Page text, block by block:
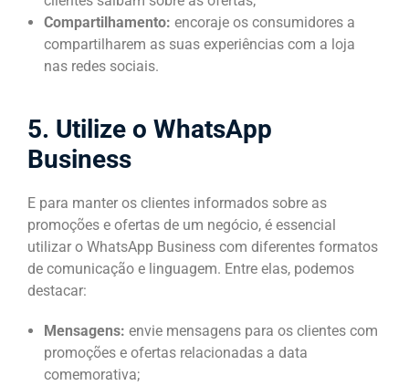
Compartilhamento: encoraje os consumidores a
compartilharem as suas experiências com a loja
nas redes sociais.
5. Utilize o WhatsApp
Business
E para manter os clientes informados sobre as
promoções e ofertas de um negócio, é essencial
utilizar o WhatsApp Business com diferentes formatos
de comunicação e linguagem. Entre elas, podemos
destacar:
Mensagens: envie mensagens para os clientes com
promoções e ofertas relacionadas a data
comemorativa;